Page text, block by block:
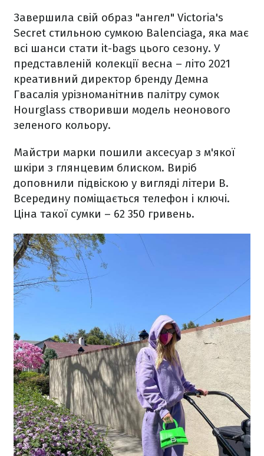
Завершила свій образ "ангел" Victoria's
Secret стильною сумкою Balenciaga, яка має
всі шанси стати it-bags цього сезону. У
представленій колекції весна – літо 2021
креативний директор бренду Демна
Гвасалія урізноманітнив палітру сумок
Hourglass створивши модель неонового
зеленого кольору.
Майстри марки пошили аксесуар з м'якої
шкіри з глянцевим блиском. Виріб
доповнили підвіскою у вигляді літери B.
Всередину поміщається телефон і ключі.
Ціна такої сумки – 62 350 гривень.